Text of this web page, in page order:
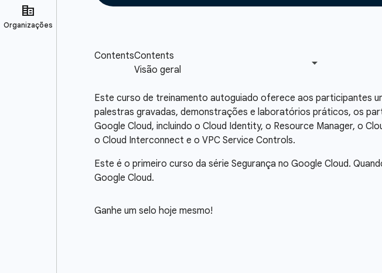
Este curso de treinamento autoguiado oferece aos participantes
palestras gravadas, demonstrações e laboratórios práticos, os
Google Cloud, incluindo o Cloud Identity, o Resource Manager, o
o Cloud Interconnect e o VPC Service Controls.
Este é o primeiro curso da série Segurança no Google Cloud.
Google Cloud.
Ganhe um selo hoje mesmo!